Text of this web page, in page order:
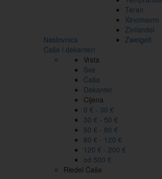
Naslovnica
Teran
Xinomavro
Zinfandel
Zweigelt
Čaše i dekanteri
Vrsta
Sve
Čaša
Dekanter
Cijena
0 € - 30 €
30 € - 50 €
50 € - 80 €
80 € - 120 €
120 € - 200 €
od 500 €
Riedel Čaše